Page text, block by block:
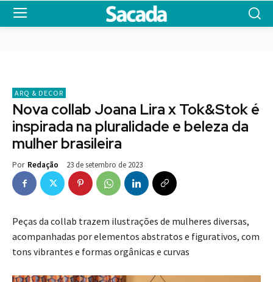
ARQ & DECOR
Nova collab Joana Lira x Tok&Stok é
inspirada na pluralidade e beleza da
mulher brasileira
Por Redação 23 de setembro de 2023
Peças da collab trazem ilustrações de mulheres diversas,
acompanhadas por elementos abstratos e figurativos, com
tons vibrantes e formas orgânicas e curvas